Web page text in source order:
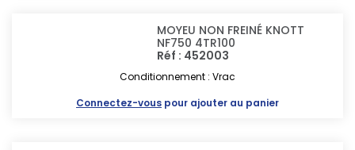
MOYEU NON FREINÉ KNOTT
NF750 4TR100
Réf : 452003
Conditionnement : Vrac
Connectez-vous pour ajouter au panier